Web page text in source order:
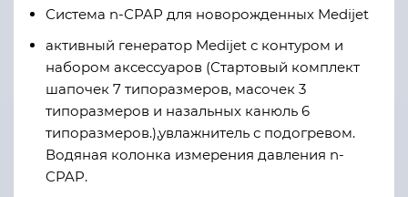
Система n-СРАР для новорожденных Medijet
активный генератор Medijet с контуром и
набором аксессуаров (Стартовый комплект
шапочек 7 типоразмеров, масочек 3
типоразмеров и назальных канюль 6
типоразмеров.),увлажнитель с подогревом.
Водяная колонка измерения давления n-
CPAP.